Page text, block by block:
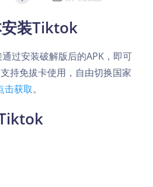
装Tiktok
过安装破解版后的APK，即可
持免拔卡使用，自由切换国家
击获取。